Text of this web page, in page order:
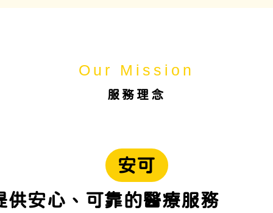
桃園動物醫院推薦Our Mission
服務理念
安可
供安心、可靠的醫療服務